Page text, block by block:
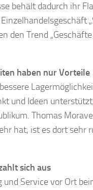
behält dadurch ihr
den Trend
haben nur Vorteile
und Ideen
Thomas
hat, ist es dort sehr
sich aus
und Service vor Ort